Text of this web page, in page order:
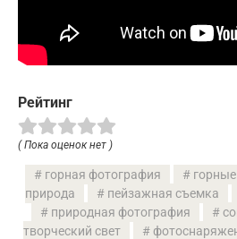
Рейтинг
( Пока оценок нет )
горная фотография
природа
пейзажная съемка
природная фотография
творческий свет